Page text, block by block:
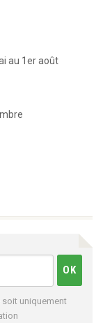
au 1er août
uniquement